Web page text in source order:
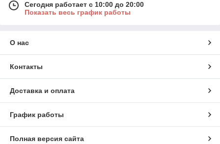
Сегодня работает с 10:00 до 20:00
Показать весь график работы
О нас
Контакты
Доставка и оплата
График работы
Полная версия сайта